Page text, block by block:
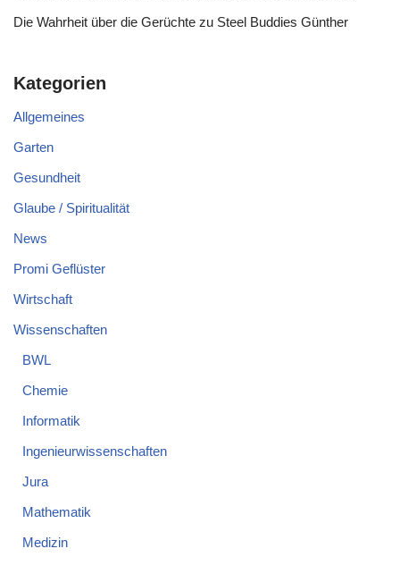
Die Wahrheit über die Gerüchte zu Steel Buddies Günther
Kategorien
Allgemeines
Garten
Gesundheit
Glaube / Spiritualität
News
Promi Geflüster
Wirtschaft
Wissenschaften
BWL
Chemie
Informatik
Ingenieurwissenschaften
Jura
Mathematik
Medizin